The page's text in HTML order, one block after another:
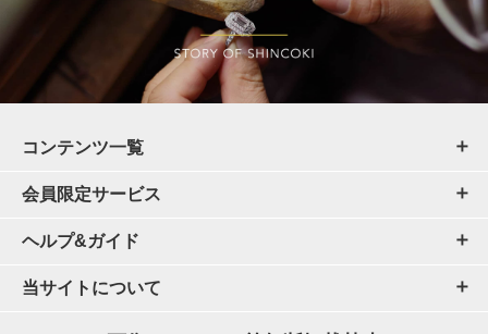
コンテンツ一覧
会員限定サービス
ヘルプ&ガイド
当サイトについて